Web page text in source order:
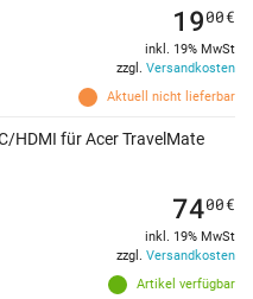
Aktuell nicht lieferbar
1900€
inkl. 19% MwSt
zzgl. Versandkosten
HDMI für Acer TravelMate
Artikel verfügbar
7400€
inkl. 19% MwSt
zzgl. Versandkosten